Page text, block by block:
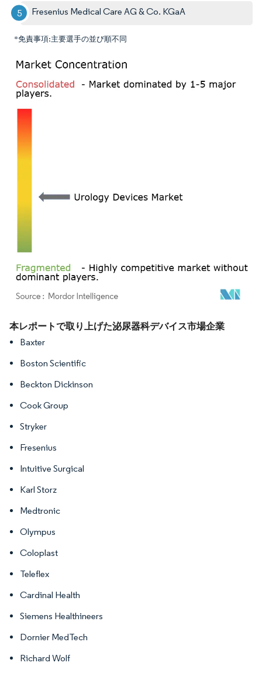
Fresenius Medical Care AG & Co. KGaA
*免責事項:主要選手の並び順不同
画像 © Mordor Intelligence。再利用にはCC BY 4.0の表示が必要です。
本レポートで取り上げた泌尿器科デバイス市場企業
Baxter
Boston Scientific
Beckton Dickinson
Cook Group
Stryker
Fresenius
Intuitive Surgical
Karl Storz
Medtronic
Olympus
Coloplast
Teleflex
Cardinal Health
Siemens Healthineers
Dornier MedTech
Richard Wolf